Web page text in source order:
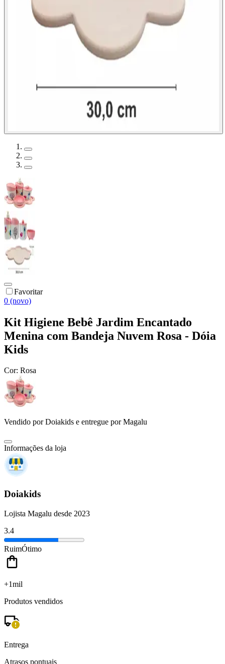
Favoritar
0 (novo)
Kit Higiene Bebê Jardim Encantado
Menina com Bandeja Nuvem Rosa - Dóia
Kids
Cor: Rosa
Vendido porDoiakids e entregue por Magalu
Informações da loja
Doiakids
Lojista Magalu desde 2023
3.4
RuimÓtimo
+1mil
Produtos vendidos
Entrega
Atrasos pontuais